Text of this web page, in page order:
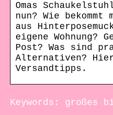
Omas
nun? Wie bekommt
aus
eigene Wohnung?
Post? Was sind
Alternativen? Hier
Versandtipps.
Keywords: großes